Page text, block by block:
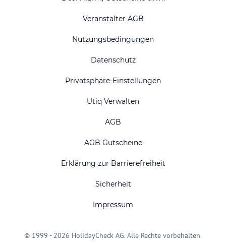
Veranstalter AGB
Nutzungsbedingungen
Datenschutz
Privatsphäre-Einstellungen
Utiq Verwalten
AGB
AGB Gutscheine
Erklärung zur Barrierefreiheit
Sicherheit
Impressum
© 1999 - 2026 HolidayCheck AG. Alle Rechte vorbehalten.